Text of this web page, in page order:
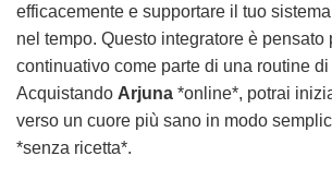
efficacemente e supportare il tuo
nel tempo. Questo integratore è pensato
continuativo come parte di una routine
Acquistando Arjuna *online*, potrai
verso un cuore più sano in modo
*senza ricetta*.